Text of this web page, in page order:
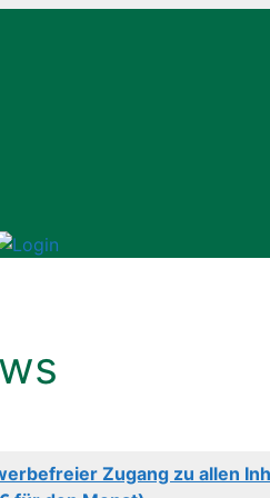
Zugang zu allen